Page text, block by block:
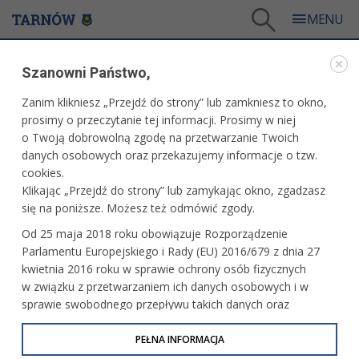
GALERIA - MIASTO 2017
Pożegnanie roku 2017 - pokaz sztucznych
ogni na Rynku
Koncert Dziewczęcego Chóru
Katedralnego "Puellae Orantes"
Premiera spektaklu "Poskromienie
złośnicy"
Szanowni Państwo,
Zanim klikniesz „Przejdź do strony” lub zamkniesz to okno,
prosimy o przeczytanie tej informacji. Prosimy w niej
o Twoją dobrowolną zgodę na przetwarzanie Twoich
danych osobowych oraz przekazujemy informacje o tzw.
cookies.
Klikając „Przejdź do strony” lub zamykając okno, zgadzasz
się na poniższe. Możesz też odmówić zgody.
Od 25 maja 2018 roku obowiązuje Rozporządzenie
Parlamentu Europejskiego i Rady (EU) 2016/679 z dnia 27
kwietnia 2016 roku w sprawie ochrony osób fizycznych
w związku z przetwarzaniem ich danych osobowych i w
sprawie swobodnego przepływu takich danych oraz
uchylenia dyrektywy 95/46/WE (określane jako RODO, GDPR
lub Ogólne Rozporządzenie o Ochronie Danych
PEŁNA INFORMACJA